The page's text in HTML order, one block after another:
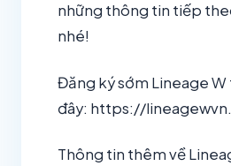
những thông tin tiếp
nhé!
Đăng ký sớm Lineage W
đây: https://
Thông tin thêm về